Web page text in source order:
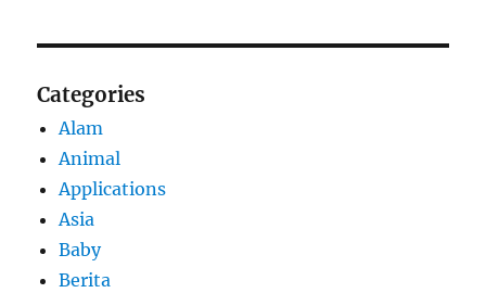
Categories
Alam
Animal
Applications
Asia
Baby
Berita